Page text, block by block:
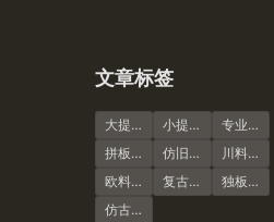
文章标签
大提琴 小提琴谱
专业演奏级
拼板虎纹
仿旧风格
川料小提琴
欧料小提琴
复古风格
独板虎纹
仿古大提琴